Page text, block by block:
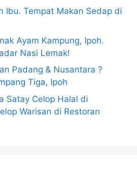
Ibu. Tempat Makan Sedap di
Ayam Kampung, Ipoh.
Nasi Lemak!
Padang & Nusantara ?
Tiga, Ipoh
Satay Celop Halal di
Warisan di Restoran